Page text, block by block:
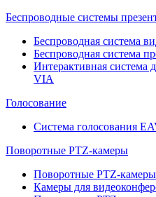
Беспроводные системы
Беспроводная система
Беспроводная система
Интерактивная система
VIA
Голосование
Система голосования
Поворотные PTZ-камеры
Поворотные PTZ-
Камеры для